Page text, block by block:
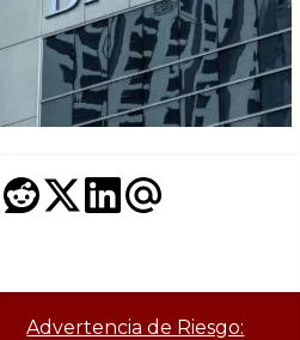
Advertencia de Riesgo: